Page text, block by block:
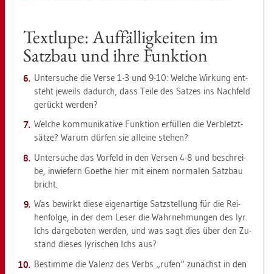
Text­lu­pe: Auf­fäl­lig­kei­ten im
Satz­bau und ihre Funk­ti­on
Un­ter­su­che die Verse 1-3 und 9-10: Wel­che Wir­kung ent­
steht je­weils da­durch, dass Teile des Sat­zes ins Nach­feld
ge­rückt wer­den?
Wel­che kom­mu­ni­ka­ti­ve Funk­ti­on er­fül­len die Ver­bletzt­
sät­ze? Warum dür­fen sie al­lei­ne ste­hen?
Un­ter­su­che das Vor­feld in den Ver­sen 4-8 und be­schrei­
be, in­wie­fern Goe­the hier mit einem nor­ma­len Satz­bau
bricht.
Was be­wirkt diese ei­gen­ar­ti­ge Satz­stel­lung für die Rei­
hen­fol­ge, in der dem Leser die Wahr­neh­mun­gen des lyr.
Ichs dar­ge­bo­ten wer­den, und was sagt dies über den Zu­
stand die­ses ly­ri­schen Ichs aus?
Be­stim­me die Va­lenz des Verbs „rufen“ zu­nächst in den